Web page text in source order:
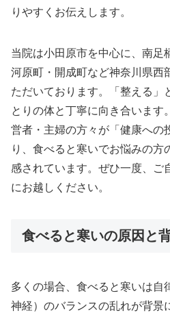
りやすくお伝えします。
当院は小田原市を中心に、南足
河原町・開成町など神奈川県西
ただいております。「整える」
とりの体と丁寧に向き合います
営者・主婦の方々が「健康への
り、食べると寒いでお悩みの方
感されています。ぜひ一度、ご
にお越しください。
食べると寒いの原因と
多くの場合、食べると寒いは自
神経）のバランスの乱れが背景